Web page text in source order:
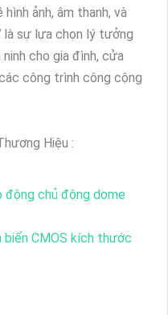
ảnh, âm thanh, và
là sự lựa chọn lý tưởng
cho gia đình, cửa
công trình công cộng
Hiệu :
động chủ động dome
biến CMOS kích thước